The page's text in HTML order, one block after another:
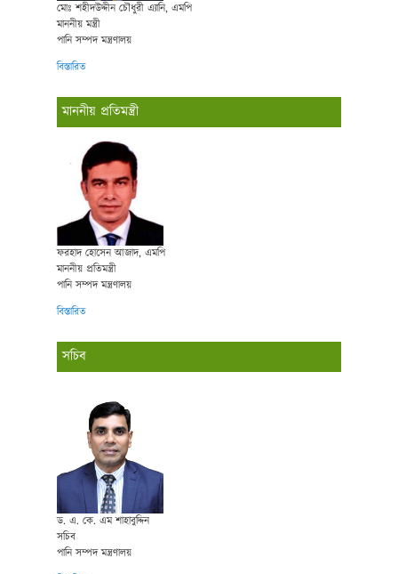
মোঃ শহীদউদ্দীন চৌধুরী এ্যানি, এমপি
মাননীয় মন্ত্রী
পানি সম্পদ মন্ত্রণালয়
বিস্তারিত
মাননীয় প্রতিমন্ত্রী
ফরহাদ হোসেন আজাদ, এমপি
মাননীয় প্রতিমন্ত্রী
পানি সম্পদ মন্ত্রণালয়
বিস্তারিত
সচিব
ড. এ. কে. এম শাহাবুদ্দিন
সচিব
পানি সম্পদ মন্ত্রণালয়